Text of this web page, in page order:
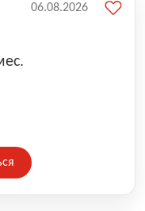
06.08.2026